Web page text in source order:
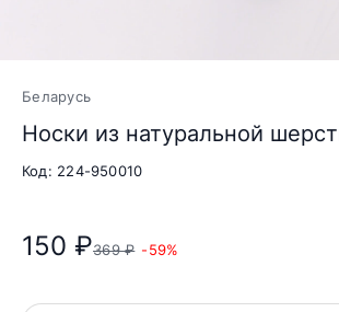
Беларусь
Носки из натуральной
Код: 224-950010
150 ₽369 ₽ -59%